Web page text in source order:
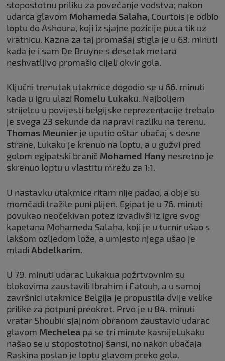
stopostotnu priliku za povećanje vodstva; nakon
udarca glavom Mohameda Salaha, Courtois je odbio
loptu do Ashoura, koji iz sjajne pozicije puca tik uz
vratnicu. Kazna za taj promašaj stigla je u 63. minuti
kada je i sam De Bruyne s desetak metara
neshvatljivo promašio cijeli okvir gola.
Ključni trenutak utakmice dogodio se u 66. minuti
kada u igru ulazi Romelu Lukaku. Najboljem
strijelcu u povijesti belgijske reprezentacije trebalo
je svega 23 sekunde da napravi razliku na terenu.
Thomas Meunier je uputio oštar ubačaj s desne
strane, Lukaku je krenuo na loptu, a u gužvi pred
golom egipatski branič Mohamed Hany nesretno je
skrenuo loptu u vlastitu mrežu za 1:1.
U nastavku utakmice ritam nije padao, a obje su
momčadi tražile puni plijen. Egipat je u 76. minuti
povukao neočekivan potez izvadivši iz igre svog
kapetana Mohameda Salaha, koji je u turnir ušao s
lakšom ozljedom lože, a umjesto njega ušao je
mladi Abdelkarim.
U 79. minuti udarac Lukakua požrtvovnim su
blokovima zaustavili Ibrahim i Fatouh, a u samoj
završnici utakmice Belgija je propustila dvije velike
prilike za potpuni preokret. Prvo je u 84. minuti
vratar Shoubir sjajnom obranom zaustavio udarac
glavom Mechelea pa se tri minute kasnijeLukaku
našao se u stopostotnoj šansi, no nakon ubačaja
Raskina poslao je loptu glavom preko gola.